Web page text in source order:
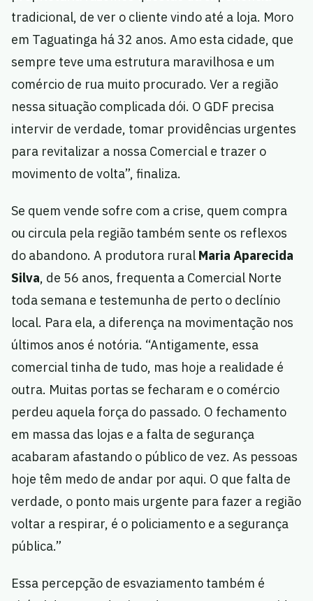
tradicional, de ver o cliente vindo até a loja. Moro
em Taguatinga há 32 anos. Amo esta cidade, que
sempre teve uma estrutura maravilhosa e um
comércio de rua muito procurado. Ver a região
nessa situação complicada dói. O GDF precisa
intervir de verdade, tomar providências urgentes
para revitalizar a nossa Comercial e trazer o
movimento de volta”, finaliza.
Se quem vende sofre com a crise, quem compra
ou circula pela região também sente os reflexos
do abandono. A produtora rural Maria Aparecida
Silva, de 56 anos, frequenta a Comercial Norte
toda semana e testemunha de perto o declínio
local. Para ela, a diferença na movimentação nos
últimos anos é notória. “Antigamente, essa
comercial tinha de tudo, mas hoje a realidade é
outra. Muitas portas se fecharam e o comércio
perdeu aquela força do passado. O fechamento
em massa das lojas e a falta de segurança
acabaram afastando o público de vez. As pessoas
hoje têm medo de andar por aqui. O que falta de
verdade, o ponto mais urgente para fazer a região
voltar a respirar, é o policiamento e a segurança
pública.”
Essa percepção de esvaziamento também é